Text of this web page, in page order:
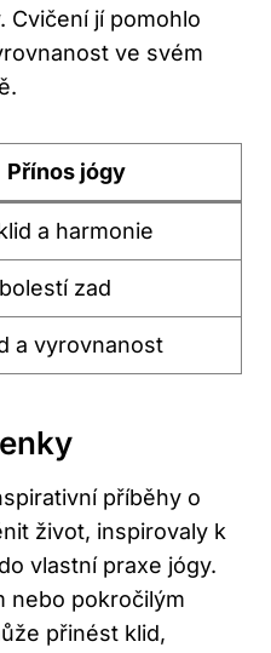
Cvičení jí pomohlo
ve svém
Přínos jógy
a harmonie
zad
a vyrovnanost
příběhy o
život, inspirovaly k
vlastní praxe jógy.
nebo pokročilým
přinést klid,